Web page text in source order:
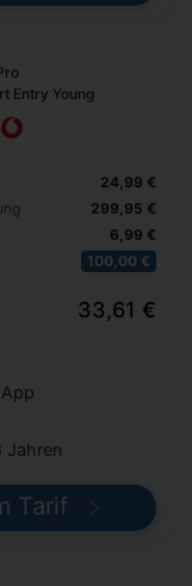
Entry Young
24,99 €
299,95 €
6,99 €
100,00 €
33,61 €
Jahren
Tarif